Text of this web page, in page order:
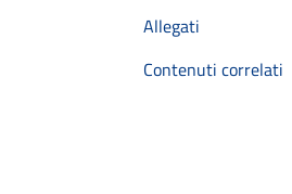
Allegati
Contenuti correlati